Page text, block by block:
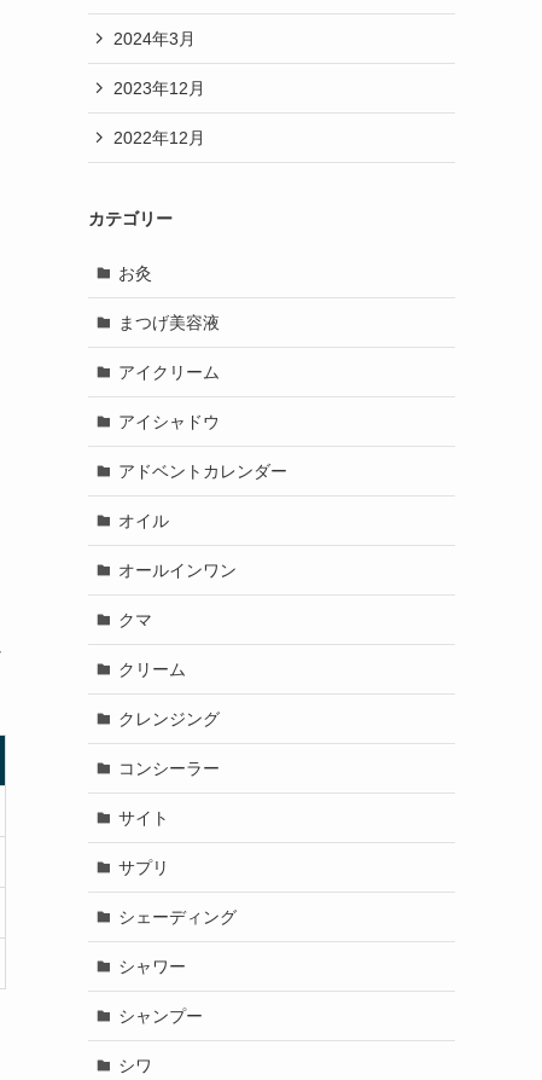
2024年3月
2023年12月
2022年12月
カテゴリー
お灸
まつげ美容液
アイクリーム
アイシャドウ
アドベントカレンダー
オイル
オールインワン
クマ
クリーム
クレンジング
コンシーラー
サイト
サプリ
シェーディング
シャワー
シャンプー
シワ